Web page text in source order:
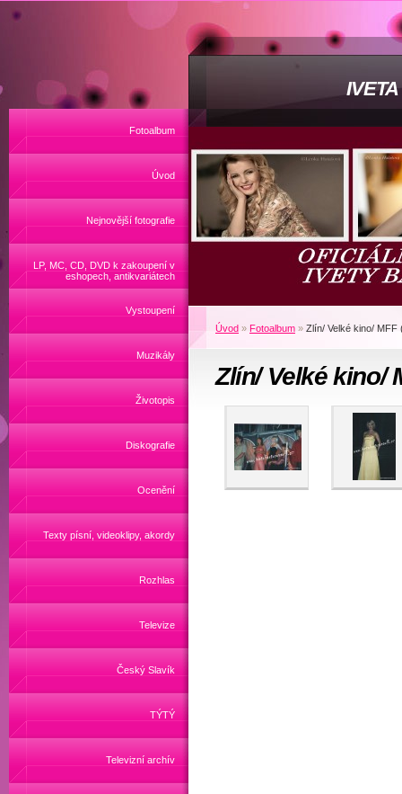
Fotoalbum
Úvod
Nejnovější fotografie
LP, MC, CD, DVD k zakoupení v
eshopech, antikvariátech
Vystoupení
Muzikály
Životopis
Diskografie
Ocenění
Texty písní, videoklipy, akordy
Rozhlas
Televize
Český Slavík
TÝTÝ
Televizní archív
Úvod » Fotoalbum » Zlín/ Velké kino/ MFF
Zlín/ Velké kino/